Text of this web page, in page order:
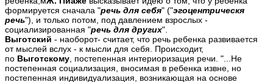
формируется сначала "речь для себя" ("эгоцентрическя
речь"), и только потом, под давлением взрослых -
социализированная "речь для других".
Выготский - наоборот- считает, что речь ребенка развивается
от мыслей вслух - к мысли для себя. Происходит,
по Выготскому , постепенная интериоризация речи. "...Не
постепенная социализация, вносимая в ребенка извне, но
постепенная индивидуализация, возникающая на основе